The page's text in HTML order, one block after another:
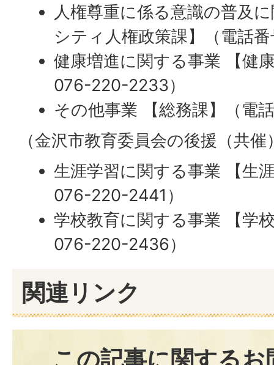
人権尊重に係る意識の普及
シティ人権政策課】（電話
健康増進に関する事業 【健
076-220-2233）
その他事業 【総務課】（電
（金沢市教育委員会の後援（共
生涯学習に関する事業 【生
076-220-2441）
学校教育に関する事業 【学
076-220-2436）
関連リンク
この記事に関する